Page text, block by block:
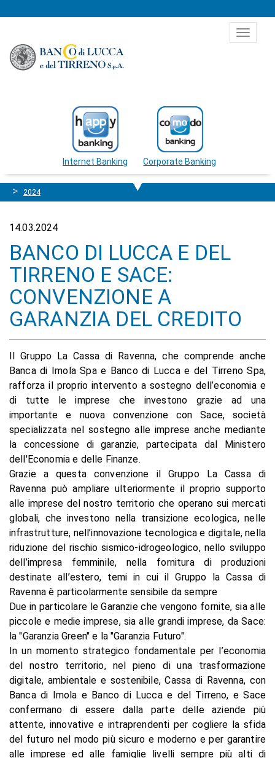
Toggle
Internet Banking Corporate Banking
2024
14.03.2024
BANCO DI LUCCA E DEL
TIRRENO E SACE:
CONVENZIONE A
GARANZIA DEL CREDITO
Il Gruppo La Cassa di Ravenna, che comprende anche
Banca di Imola Spa e Banco di Lucca e del Tirreno Spa,
rafforza il proprio intervento a sostegno dell’economia e
di tutte le imprese che investono grazie ad una
importante e nuova convenzione con Sace, società
specializzata nel sostegno alle imprese anche mediante
la concessione di garanzie, partecipata dal Ministero
dell'Economia e delle Finanze.
Grazie a questa convenzione il Gruppo La Cassa di
Ravenna può ampliare ulteriormente il proprio supporto
alle imprese del nostro territorio che operano sui mercati
globali, che investono nella transizione ecologica, nelle
infrastrutture, nell’innovazione tecnologica e digitale, nella
riduzione del rischio sismico-idrogeologico, nello sviluppo
dell’impresa femminile, nella fornitura di produzioni
destinate all’estero, temi in cui il Gruppo la Cassa di
Ravenna è particolarmente sensibile da sempre
Due in particolare le Garanzie che vengono fornite, sia alle
piccole e medie imprese, sia alle grandi imprese, da Sace:
la "Garanzia Green" e la "Garanzia Futuro".
In un momento strategico fondamentale per l’economia
del nostro territorio, nel pieno di una trasformazione
digitale, ambientale e sostenibile, Cassa di Ravenna, con
Banca di Imola e Banco di Lucca e del Tirreno, e Sace
confermano di essere dalla parte delle aziende più
attente, innovative e intraprendenti per cogliere la sfida
del futuro nel modo più sicuro e moderno e per garantire
alle imprese ed alle famiglie livelli sempre più alti di